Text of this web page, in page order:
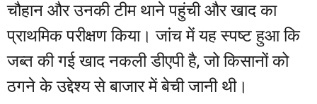
चौहान और उनकी टीम थाने पहुंची और खाद का
प्राथमिक परीक्षण किया। जांच में यह स्पष्ट हुआ कि
जब्त की गई खाद नकली डीएपी है, जो किसानों को
ठगने के उद्देश्य से बाजार में बेची जानी थी।